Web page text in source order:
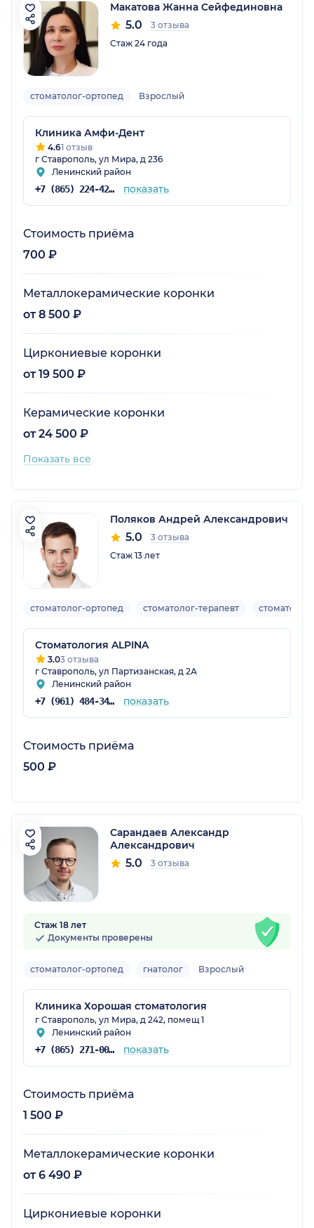
Макатова Жанна Сейфединовна
5.0
3 отзыва
Стаж 24 года
стоматолог-ортопед Взрослый
Клиника Амфи-Дент
4.61 отзыв
г Ставрополь, ул Мира, д 236
Ленинский район
+7 (865) 224-42-00 показать
Стоимость приёма
700 ₽
Металлокерамические коронки
от 8 500 ₽
Циркониевые коронки
от 19 500 ₽
Керамические коронки
от 24 500 ₽
Показать все
Поляков Андрей Александрович
5.0
3 отзыва
Стаж 13 лет
стоматолог-ортопед стоматолог-терапевт
Стоматология ALPINA
3.03 отзыва
г Ставрополь, ул Партизанская, д 2А
Ленинский район
+7 (961) 484-34-34 показать
Стоимость приёма
500 ₽
Сарандаев Александр
Александрович
5.0 3 отзыва
Стаж 18 лет
Документы проверены
стоматолог-ортопед гнатолог Взрослый
Клиника Хорошая стоматология
г Ставрополь, ул Мира, д 242, помещ 1
Ленинский район
+7 (865) 271-00-00 показать
Стоимость приёма
1 500 ₽
Металлокерамические коронки
от 6 490 ₽
Циркониевые коронки